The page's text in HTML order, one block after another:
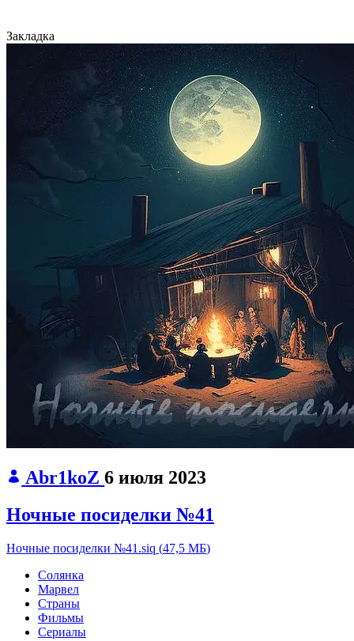
Закладка
Abr1koZ6 июля 2023
Ночные посиделки №41
Ночные посиделки №41.siq (47,5 МБ)
Солянка
Марвел
Страны
Фильмы
Сериалы